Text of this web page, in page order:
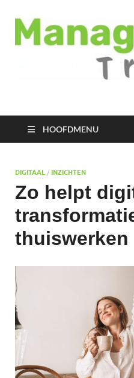
HOOFDMENU
DIGITAAL / INZICHTEN
Zo helpt
thuiswerken